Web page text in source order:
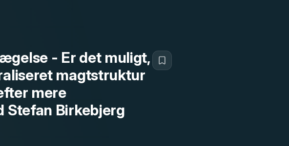
- Er det muligt,
magtstruktur
mere
Stefan Birkebjerg